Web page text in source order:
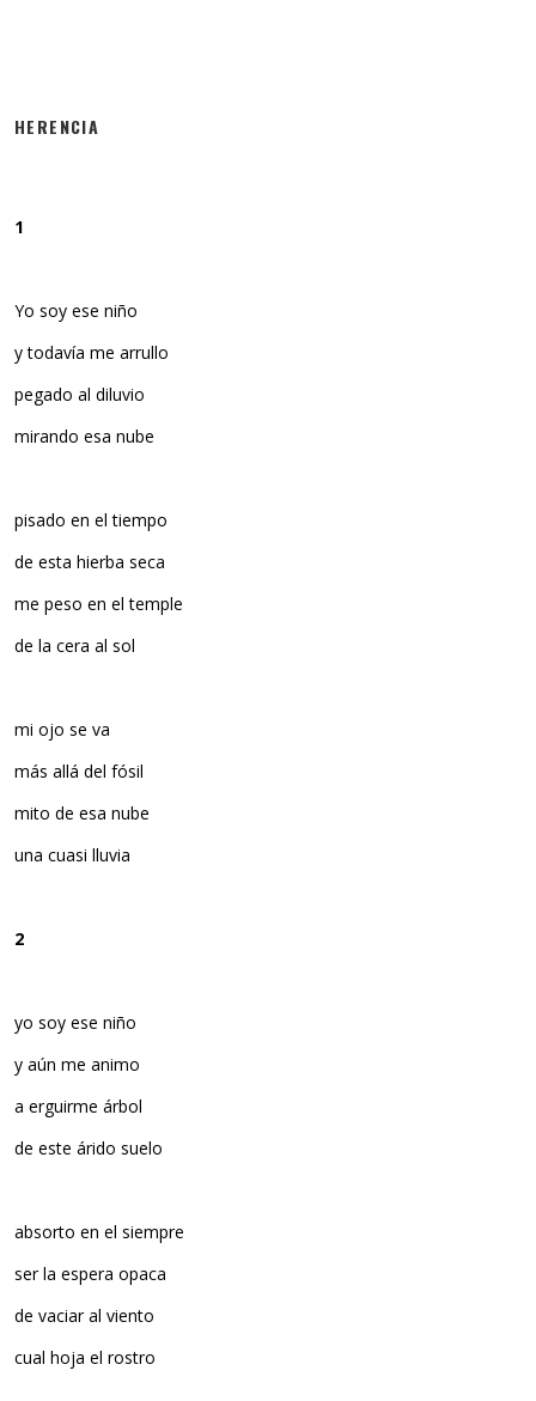
HERENCIA
1
Yo soy ese niño
y todavía me arrullo
pegado al diluvio
mirando esa nube
pisado en el tiempo
de esta hierba seca
me peso en el temple
de la cera al sol
mi ojo se va
más allá del fósil
mito de esa nube
una cuasi lluvia
2
yo soy ese niño
y aún me animo
a erguirme árbol
de este árido suelo
absorto en el siempre
ser la espera opaca
de vaciar al viento
cual hoja el rostro